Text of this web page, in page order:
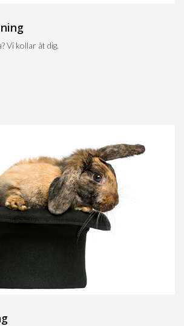
Vi kollar åt dig.